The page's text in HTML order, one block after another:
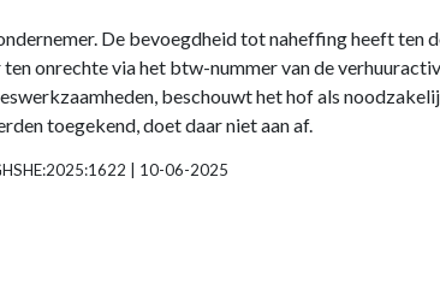
De bevoegdheid tot naheffing heeft ten
onrechte via het btw-nummer van de
beschouwt het hof als
toegekend, doet daar niet aan af.
| 10-06-2025